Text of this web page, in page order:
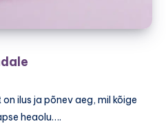
ilus ja põnev aeg, mil kõige
heaolu….